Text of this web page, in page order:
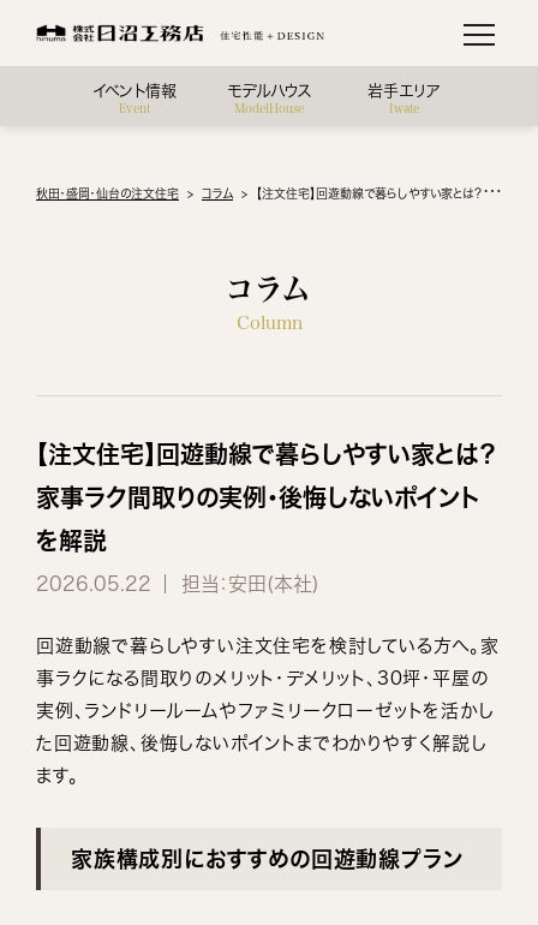
イベント情報
Event
モデルハウス
ModelHouse
岩手エリア
Iwate
秋田・盛岡・仙台の注文住宅 コラム 【注文住宅】回遊動線で暮らしやすい家とは？家事ラク間取りの実例・後悔しないポイントを解説
コラム
Column
【注文住宅】回遊動線で暮らしやすい家とは？
家事ラク間取りの実例・後悔しないポイント
を解説
2026.05.22 担当：安田(本社)
回遊動線で暮らしやすい注文住宅を検討している方へ。家
事ラクになる間取りのメリット・デメリット、30坪・平屋の
実例、ランドリールームやファミリークローゼットを活かし
た回遊動線、後悔しないポイントまでわかりやすく解説し
ます。
家族構成別におすすめの回遊動線プラン